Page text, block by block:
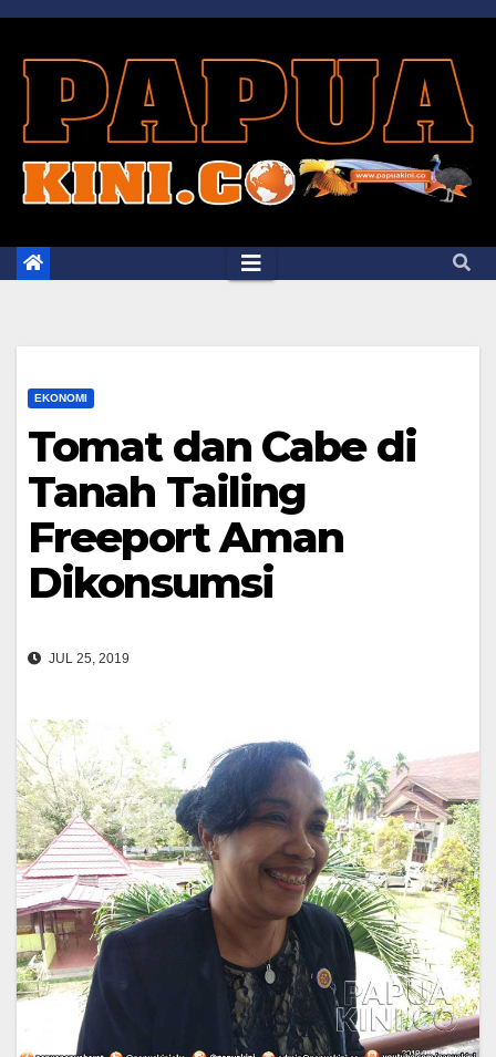
Skip
content
EKONOMI
Tomat dan Cabe di
Tanah Tailing
Freeport Aman
Dikonsumsi
JUL 25, 2019